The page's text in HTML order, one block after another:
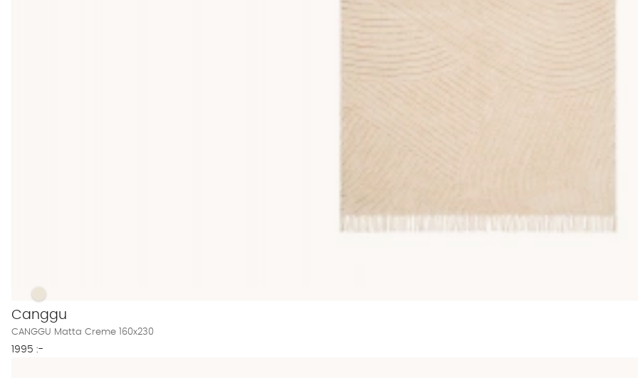
CANGGU Matta Creme 160x230 Finns även i dessa färger:
CANGGU Matta Creme 160x230
Canggu
CANGGU Matta Creme 160x230
1995 :-